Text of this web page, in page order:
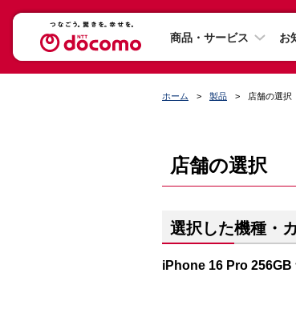
商品・サービス お
ホーム 製品 店舗の選択
店舗の選択
選択した機種・
iPhone 16 Pro 256GB